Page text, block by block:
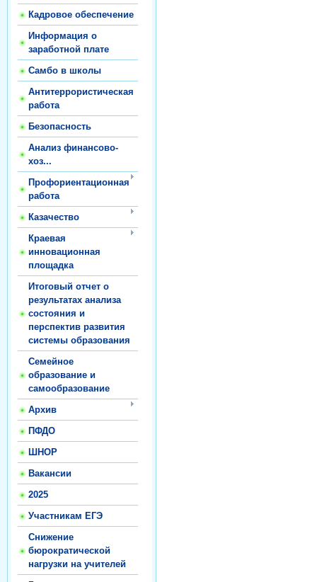
Кадровое обеспечение
Информация о
заработной плате
Самбо в школы
Антитеррористическая
работа
Безопасность
Анализ финансово-
хоз...
Профориентационная
работа
Казачество
Краевая
инновационная
площадка
Итоговый отчет о
результатах анализа
состояния и
перспектив развития
системы образования
Семейное
образование и
самообразование
Архив
ПФДО
ШНОР
Вакансии
2025
Участникам ЕГЭ
Снижение
бюрократической
нагрузки на учителей